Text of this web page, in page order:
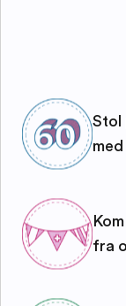
Stol
fra